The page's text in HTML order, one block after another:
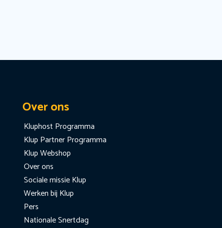
Over ons
Kluphost Programma
Klup Partner Programma
Klup Webshop
Over ons
Sociale missie Klup
Werken bij Klup
Pers
Nationale Snertdag